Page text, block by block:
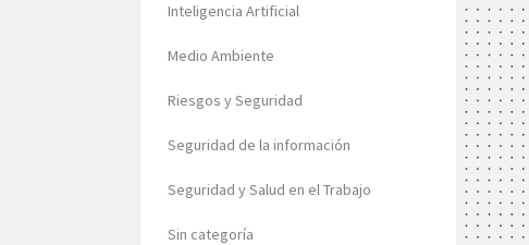
Inteligencia Artificial
Medio Ambiente
Riesgos y Seguridad
Seguridad de la información
Seguridad y Salud en el Trabajo
Sin categoría